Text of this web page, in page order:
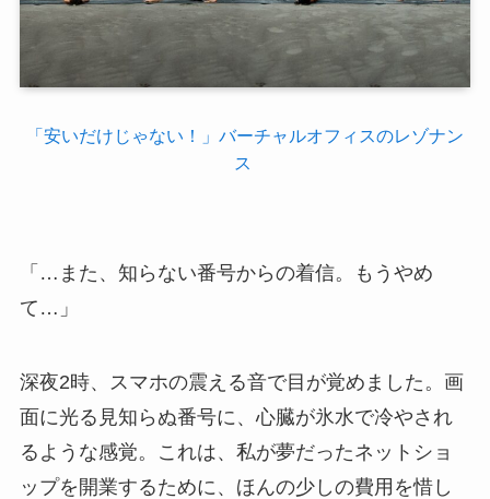
「安いだけじゃない！」バーチャルオフィスのレゾナン
ス
「…また、知らない番号からの着信。もうやめ
て…」
深夜2時、スマホの震える音で目が覚めました。画
面に光る見知らぬ番号に、心臓が氷水で冷やされ
るような感覚。これは、私が夢だったネットショ
ップを開業するために、ほんの少しの費用を惜し